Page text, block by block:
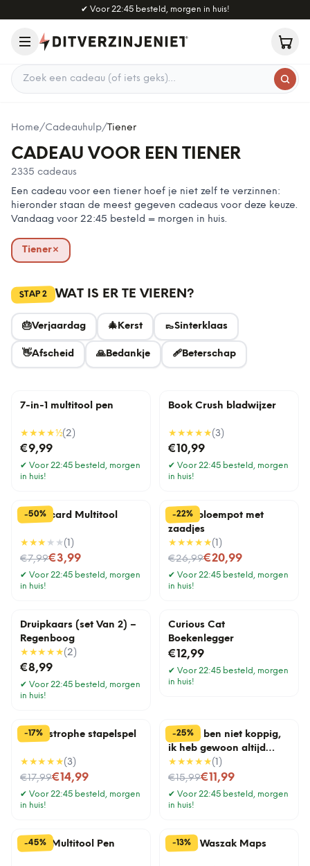
Naar hoofdinhoud
✔ Voor 22:45 besteld, morgen in huis!
Zoek een cadeau
Home/Cadeauhulp/Tiener
CADEAU VOOR EEN TIENER
2335 cadeaus
Een cadeau voor een tiener hoef je niet zelf te verzinnen:
hieronder staan de meest gegeven cadeaus voor deze keuze.
Vandaag voor 22:45 besteld = morgen in huis.
Tiener×
verwijderen
STAP2 WAT IS ER TE VIEREN?
🎂Verjaardag 🎄Kerst 👞Sinterklaas
👋Afscheid 🙏Bedankje 🩹Beterschap
7-in-1 multitool pen
★★★★½(2 )
€9,99
✔ Voor 22:45 besteld, morgen
in huis!
Book Crush bladwijzer
★★★★★(3)
€10,99
✔ Voor 22:45 besteld, morgen
in huis!
-50%
Creditcard Multitool
★★★ ★★( 1 )
€7,99
Nu voor€3,99
✔ Voor 22:45 besteld, morgen
in huis!
-22%
Lama bloempot met
zaadjes
★★★★★( 1 )
€26,99
Nu voor€20,99
✔ Voor 22:45 besteld, morgen
in huis!
Druipkaars (set Van 2) –
Regenboog
★★★★★(2 )
€8,99
✔ Voor 22:45 besteld, morgen
in huis!
Curious Cat
Boekenlegger
€12,99
✔ Voor 22:45 besteld, morgen
in huis!
-17%
Cat-astrophe stapelspel
★★★★★(3)
€17,99
Nu voor€14,99
✔ Voor 22:45 besteld, morgen
in huis!
-25%
Mok Ik ben niet koppig,
ik heb gewoon altijd
gelijk
★★★★★( 1 )
€15,99
Nu voor€11,99
✔ Voor 22:45 besteld, morgen
in huis!
-45%
6-In-1 Multitool Pen -13%
Travel Waszak Maps